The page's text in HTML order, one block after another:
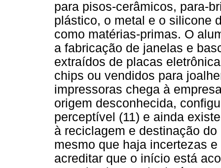
para pisos-cerâmicos, para-
plástico, o metal e o silicone
como matérias-primas. O
a fabricação de janelas e
extraídos de placas
chips ou vendidos para
impressoras chega à
origem desconhecida,
perceptível (11) e ainda
à reciclagem e destinação
mesmo que haja incertezas
acreditar que o início está